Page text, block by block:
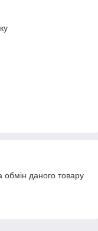
даного товару